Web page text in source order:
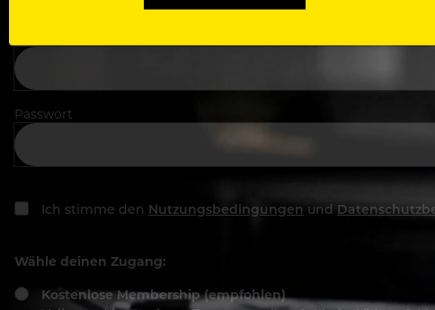
Passwort
Ich stimme den Nutzungsbedingungen und
Wähle deinen Zugang:
Kostenlose Membership (empfohlen)